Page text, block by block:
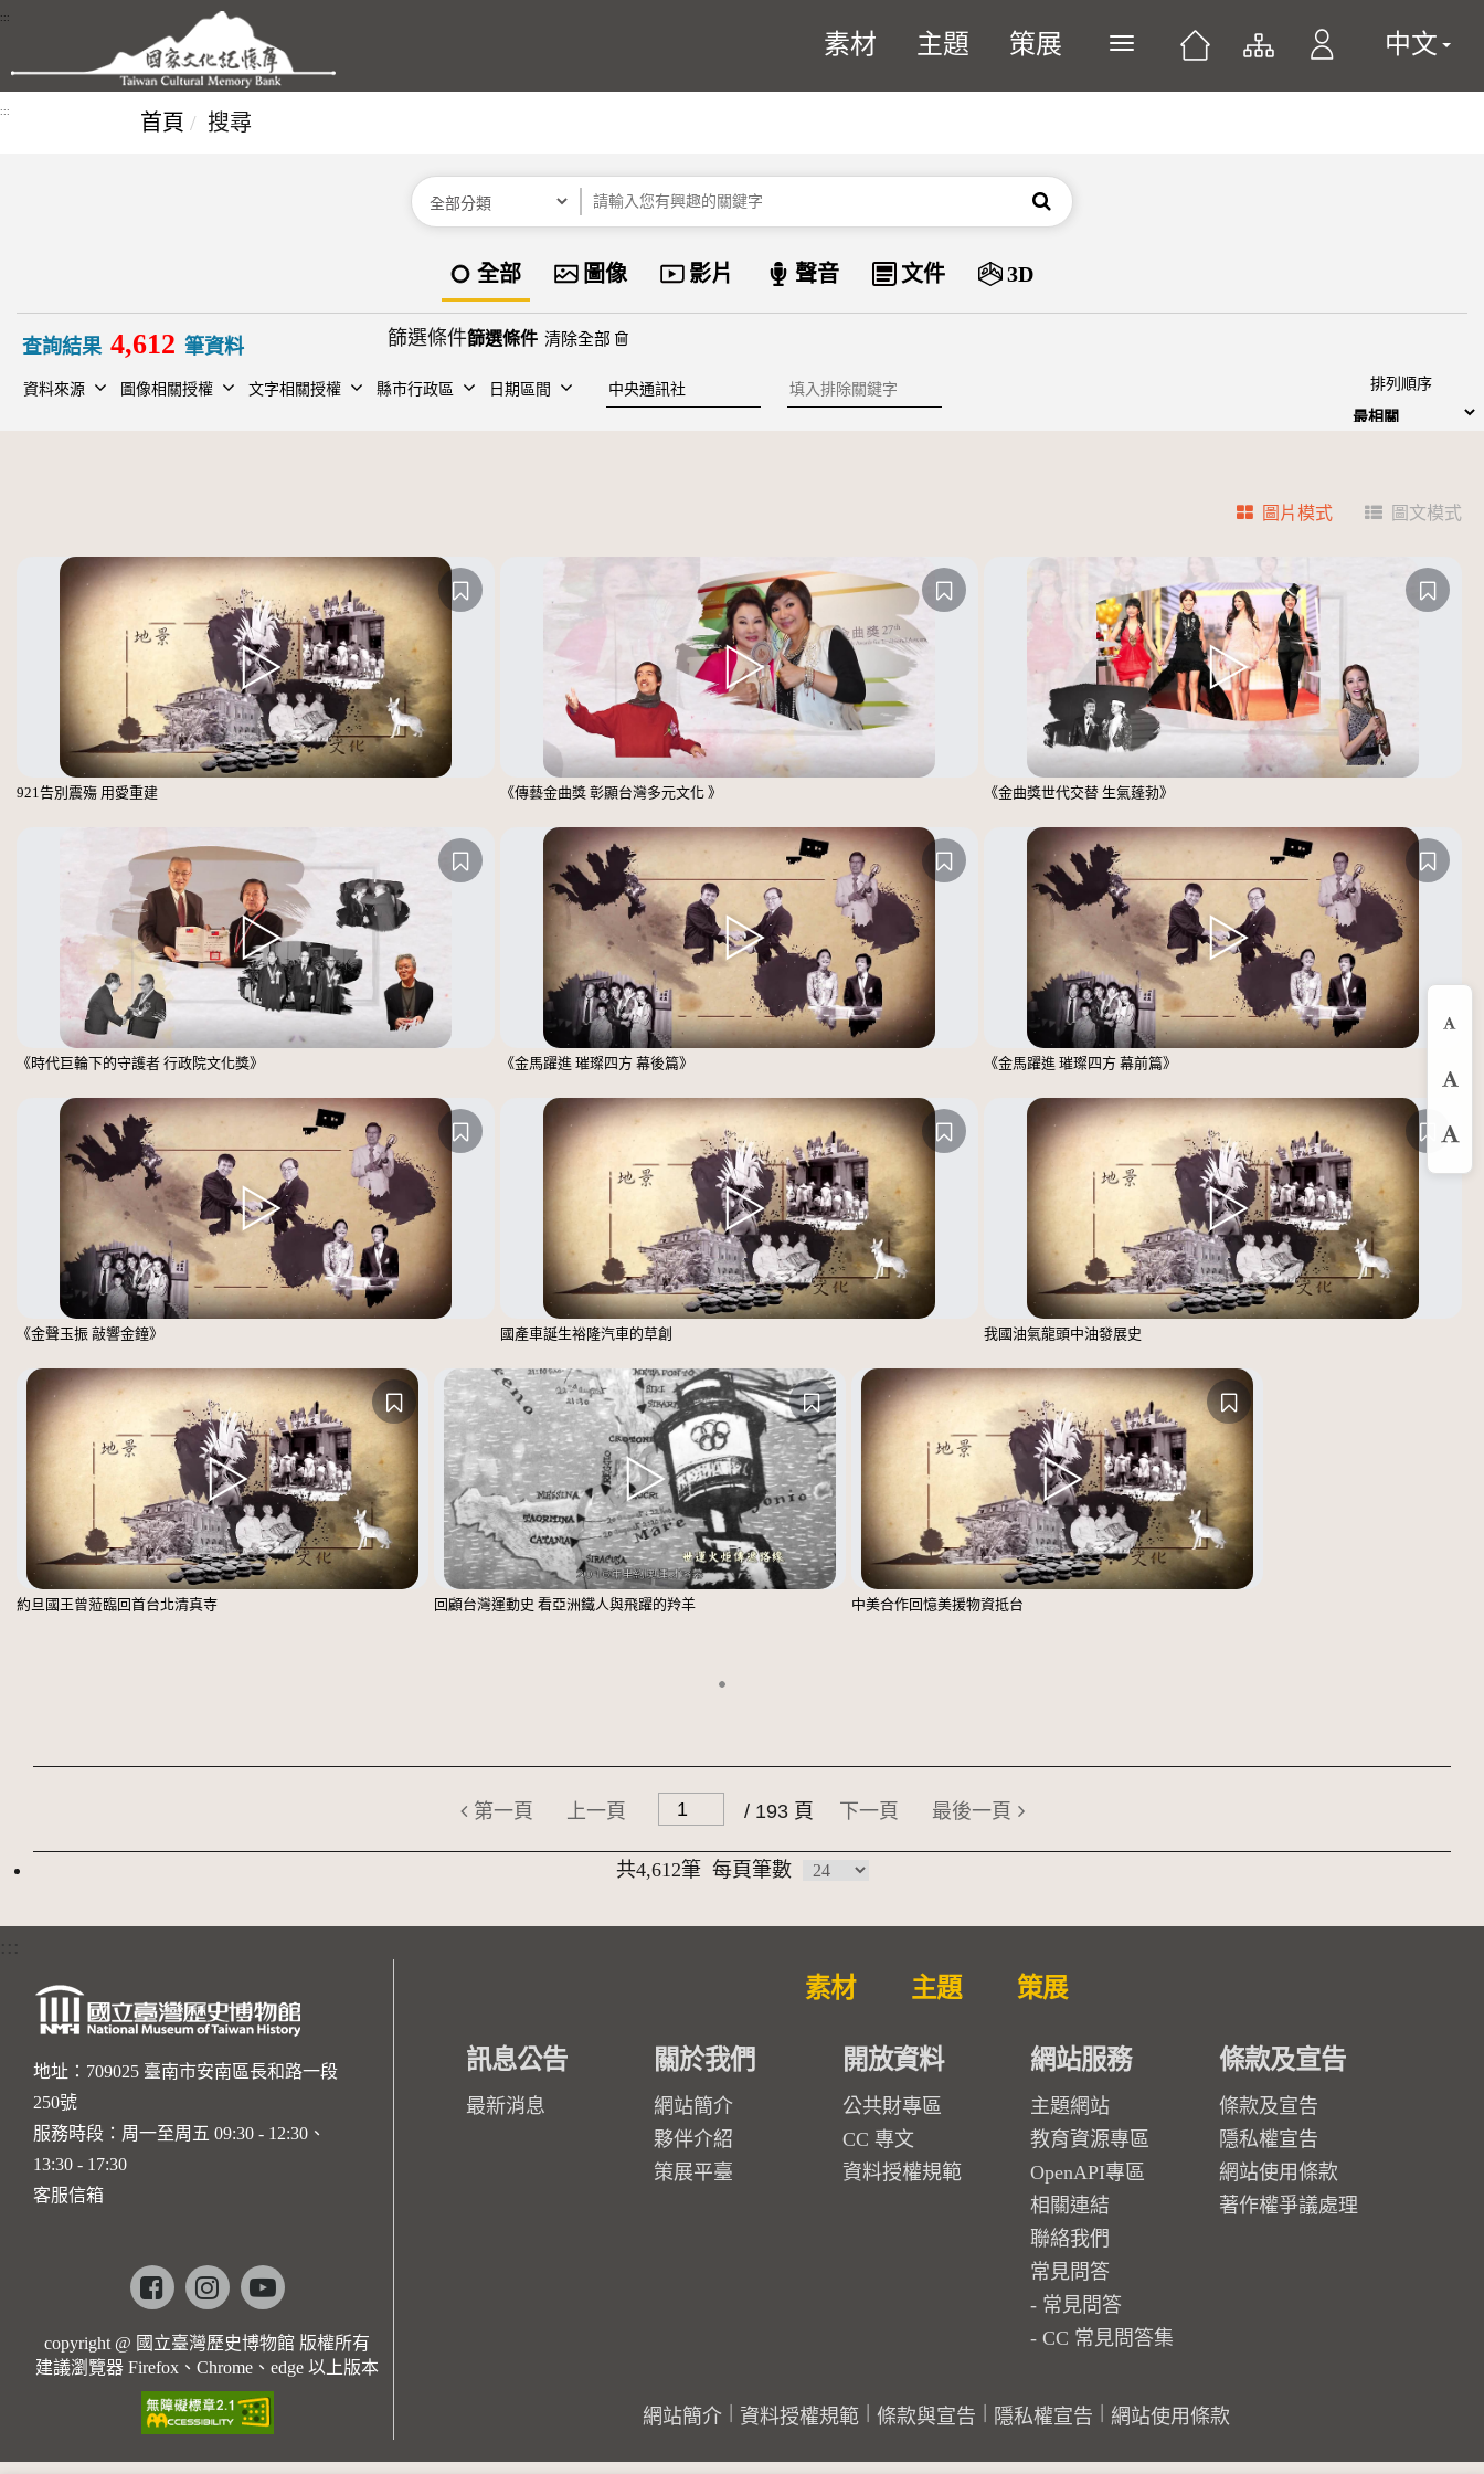
跳到主要內容區塊
:::
素材 主題 策展 展開或關閉主選單 中文
::: 首頁 搜尋
分類 關鍵字 搜尋
資料類型
全部 圖像 影片 聲音 文件 3D
查詢結果 4,612 筆資料 篩選條件 清除全部
資料來源 圖像相關授權 文字相關授權 縣市行政區 日期區間 建檔單位 排除關鍵字 排列順序
圖片模式 圖文模式
921告別震殤 用愛重建 《傳藝金曲獎 彰顯台灣多元文化 》 《金曲獎世代交替 生氣蓬勃》
《時代巨輪下的守護者 行政院文化獎》 《金馬躍進 璀璨四方 幕後篇》 《金馬躍進 璀璨四方 幕前篇》
《金聲玉振 敲響金鐘》 國產車誕生裕隆汽車的草創 我國油氣龍頭中油發展史
約旦國王曾蒞臨回首台北清真寺 回顧台灣運動史 看亞洲鐵人與飛躍的羚羊 中美合作回憶美援物資抵台
第一頁 上一頁 / 193 頁 下一頁 最後一頁
共4,612筆 每頁筆數
放
:::
地址：709025 臺南市安南區長和路一段
250號
服務時段：周一至周五 09:30 - 12:30、
13:30 - 17:30
客服信箱
Facebookinstagramyoutube
copyright @ 國立臺灣歷史博物館 版權所有
建議瀏覽器 Firefox、Chrome、edge 以上版本
素材 主題 策展
訊息公告
最新消息
關於我們
網站簡介
夥伴介紹
策展平臺
開放資料
公共財專區
CC 專文
資料授權規範
網站服務
主題網站
教育資源專區
OpenAPI專區
相關連結
聯絡我們
常見問答
常見問答
CC 常見問答集
條款及宣告
條款及宣告
隱私權宣告
網站使用條款
著作權爭議處理
網站簡介 資料授權規範 條款與宣告 隱私權宣告 網站使用條款